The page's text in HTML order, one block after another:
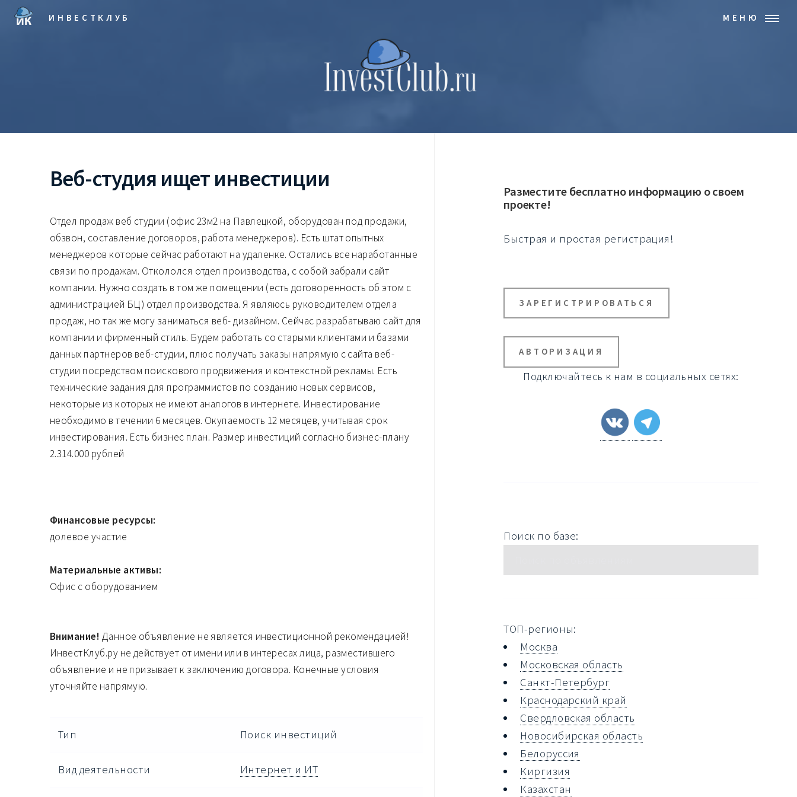
ИНВЕСТКЛУБ МЕНЮ
Веб-студия ищет инвестиции
Отдел продаж веб студии (офис 23м2 на Павлецкой, оборудован под продажи,
обзвон, составление договоров, работа менеджеров). Есть штат опытных
менеджеров которые сейчас работают на удаленке. Остались все наработанные
связи по продажам. Откололся отдел производства, с собой забрали сайт
компании. Нужно создать в том же помещении (есть договоренность об этом с
администрацией БЦ) отдел производства. Я являюсь руководителем отдела
продаж, но так же могу заниматься веб- дизайном. Сейчас разрабатываю сайт для
компании и фирменный стиль. Будем работать со старыми клиентами и базами
данных партнеров веб-студии, плюс получать заказы напрямую с сайта веб-
студии посредством поискового продвижения и контекстной рекламы. Есть
технические задания для программистов по созданию новых сервисов,
некоторые из которых не имеют аналогов в интернете. Инвестирование
необходимо в течении 6 месяцев. Окупаемость 12 месяцев, учитывая срок
инвестирования. Есть бизнес план. Размер инвестиций согласно бизнес-плану
2.314.000 рублей
Финансовые ресурсы:
долевое участие
Материальные активы:
Офис с оборудованием
Внимание! Данное объявление не является инвестиционной рекомендацией!
ИнвестКлуб.ру не действует от имени или в интересах лица, разместившего
объявление и не призывает к заключению договора. Конечные условия
уточняйте напрямую.
Тип Поиск инвестиций
Вид деятельности Интернет и ИТ
Разместите бесплатно информацию о своем
проекте!
Быстрая и простая регистрация!
ЗАРЕГИСТРИРОВАТЬСЯ
АВТОРИЗАЦИЯ
Подключайтесь к нам в социальных сетях:
Поиск по базе:
ТОП-регионы:
Москва
Московская область
Санкт-Петербург
Краснодарский край
Свердловская область
Новосибирская область
Белоруссия
Киргизия
Казахстан